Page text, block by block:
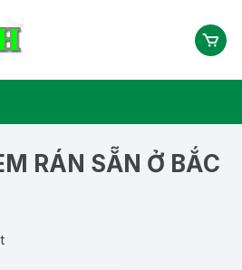
RÁN SẴN Ở BẮC